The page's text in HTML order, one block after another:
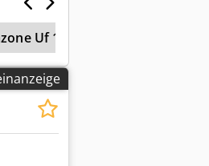
Uf 1201